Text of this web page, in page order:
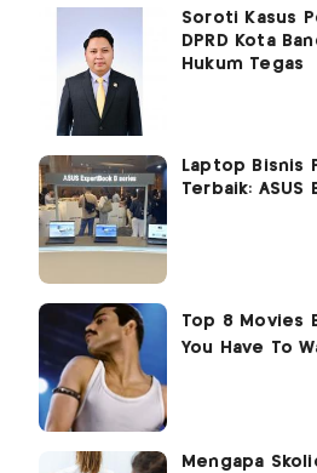
Soroti Kasus
DPRD Kota
Hukum Tegas
Laptop Bisnis
Terbaik: ASUS
Mengapa